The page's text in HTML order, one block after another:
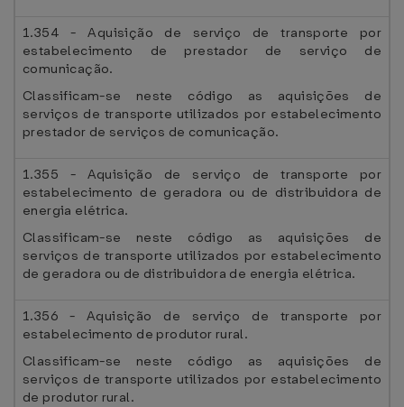
1.354 - Aquisição de serviço de transporte por
estabelecimento de prestador de serviço de
comunicação.
Classificam-se neste código as aquisições de
serviços de transporte utilizados por estabelecimento
prestador de serviços de comunicação.
1.355 - Aquisição de serviço de transporte por
estabelecimento de geradora ou de distribuidora de
energia elétrica.
Classificam-se neste código as aquisições de
serviços de transporte utilizados por estabelecimento
de geradora ou de distribuidora de energia elétrica.
1.356 - Aquisição de serviço de transporte por
estabelecimento de produtor rural.
Classificam-se neste código as aquisições de
serviços de transporte utilizados por estabelecimento
de produtor rural.